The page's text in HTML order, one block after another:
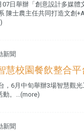
日舉辦「創意設計多媒體
陳士農主任共同打造文創
新聞
慧校園餐飲整合平
，6月中旬舉辦3場智慧觀
動。...(more)
新聞